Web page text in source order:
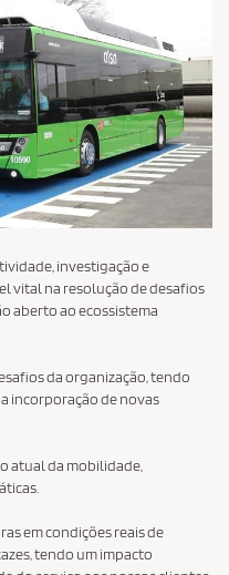
investigação e
vital na resolução de desafios
aberto ao ecossistema
da organização, tendo
incorporação de novas
atual da mobilidade,
em condições reais de
tendo um impacto